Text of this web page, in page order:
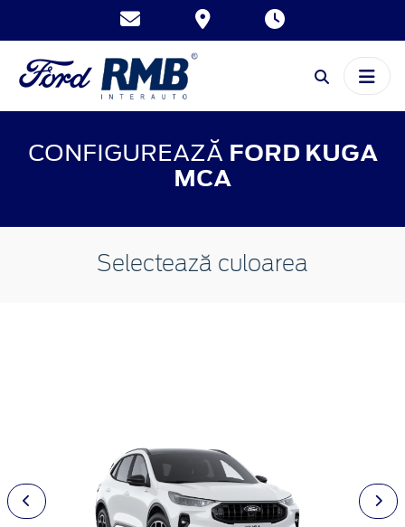
CONFIGUREAZĂ FORD KUGA
MCA
Selectează culoarea